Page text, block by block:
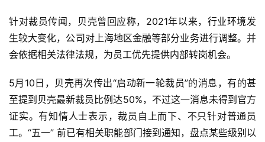
针对裁员传闻，贝壳曾回应称，2021年以来，行业环境发
生较大变化，公司对上海地区金融等部分业务进行调整。并
会依据相关法律法规，为员工优先提供内部转岗机会。
5月10日，贝壳再次传出“启动新一轮裁员”的消息，有的甚
至提到贝壳最新裁员比例达50%，不过这一消息未得到官方
证实。有知情人士表示，裁员自上而下、不只针对普通员
工。“五一” 前已有相关职能部门接到通知，盘点某些级别以